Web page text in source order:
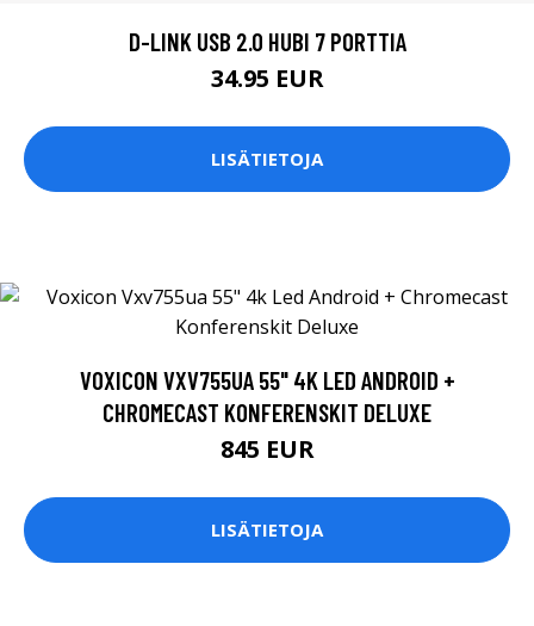
D-LINK USB 2.0 HUBI 7 PORTTIA
34.95 EUR
LISÄTIETOJA
VOXICON VXV755UA 55" 4K LED ANDROID +
CHROMECAST KONFERENSKIT DELUXE
845 EUR
LISÄTIETOJA